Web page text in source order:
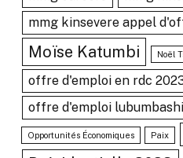
mmg kinsevere appel
Moïse Katumbi Noël
offre d'emploi en rdc
offre d'emploi
Opportunités Économiques Paix